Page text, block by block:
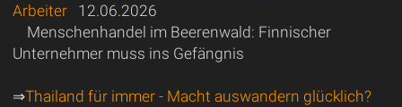
Arbeiter12.06.2026
Menschenhandel im Beerenwald: Finnischer
Unternehmer muss ins Gefängnis
⇒Thailand für immer - Macht auswandern glücklich?